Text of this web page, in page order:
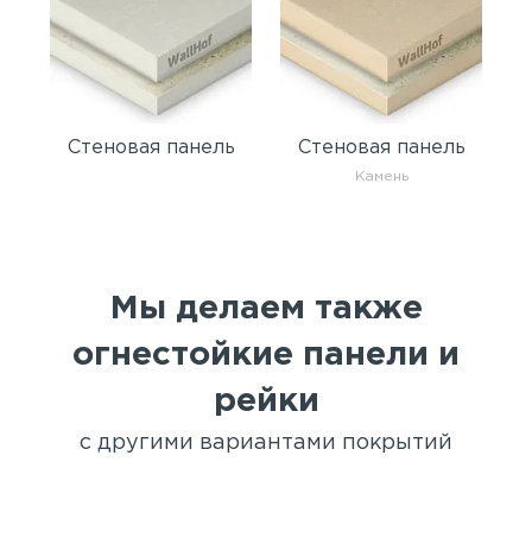
Стеновая панель Стеновая панель
Камень
Мы делаем также
огнестойкие панели и
рейки
с другими вариантами покрытий